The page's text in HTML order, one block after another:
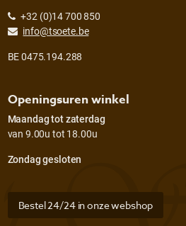
+32 (0)14 700 850
info@tsoete.be
BE 0475.194.288
Openingsuren winkel
Maandag tot zaterdag
van 9.00u tot 18.00u
Zondag gesloten
Bestel 24/24 in onze webshop